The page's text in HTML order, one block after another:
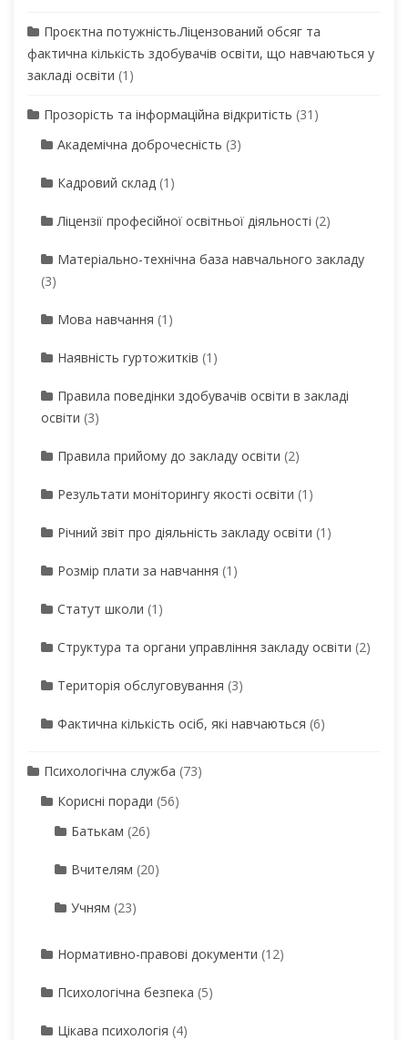
Проєктна потужність.Ліцензований обсяг та
фактична кількість здобувачів освіти, що навчаються у
закладі освіти (1)
Прозорість та інформаційна відкритість (31)
Академічна доброчесність (3)
Кадровий склад (1)
Ліцензії професійної освітньої діяльності (2)
Матеріально-технічна база навчального закладу
(3)
Мова навчання (1)
Наявність гуртожитків (1)
Правила поведінки здобувачів освіти в закладі
освіти (3)
Правила прийому до закладу освіти (2)
Результати моніторингу якості освіти (1)
Річний звіт про діяльність закладу освіти (1)
Розмір плати за навчання (1)
Статут школи (1)
Структура та органи управління закладу освіти (2)
Територія обслуговування (3)
Фактична кількість осіб, які навчаються (6)
Психологічна служба (73)
Корисні поради (56)
Батькам (26)
Вчителям (20)
Учням (23)
Нормативно-правові документи (12)
Психологічна безпека (5)
Цікава психологія (4)